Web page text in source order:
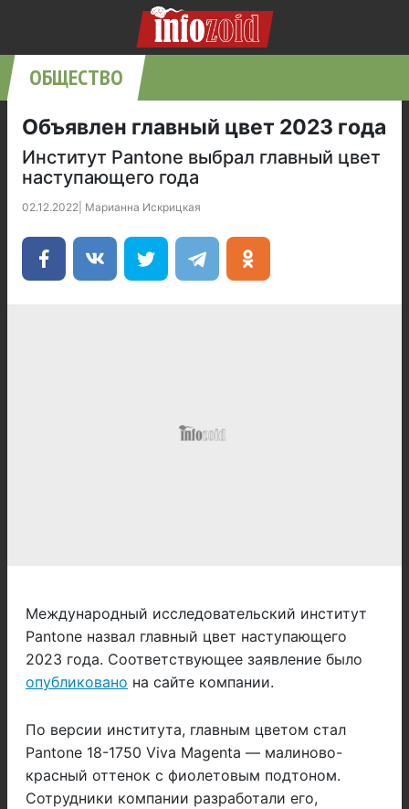
ОБЩЕСТВО
Объявлен главный цвет 2023 года
Институт Pantone выбрал главный цвет
наступающего года
02.12.2022 Марианна Искрицкая
Международный исследовательский институт
Pantone назвал главный цвет наступающего
2023 года. Соответствующее заявление было
опубликовано на сайте компании.
По версии института, главным цветом стал
Pantone 18-1750 Viva Magenta — малиново-
красный оттенок с фиолетовым подтоном.
Сотрудники компании разработали его,